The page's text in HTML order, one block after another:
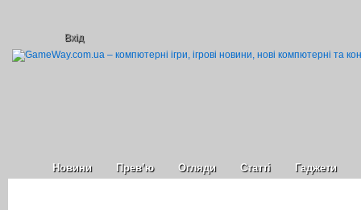
Вхід
Новини Прев’ю Огляди Статті Гаджети